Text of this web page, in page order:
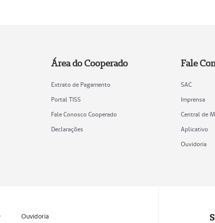
Área do Cooperado
Extrato de Pagamento
Portal TISS
Fale Conosco Cooperado
Declarações
Fale
SAC
Imprensa
Central de
Aplicativo
Ouvidoria
Ouvidoria